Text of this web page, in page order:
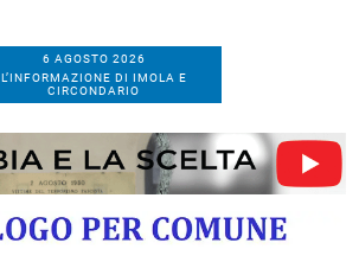
6 AGOSTO 2026
L’INFORMAZIONE DI IMOLA E
CIRCONDARIO